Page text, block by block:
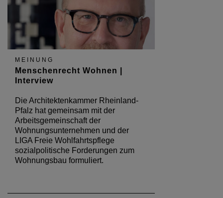
MEINUNG
Menschenrecht Wohnen |
Interview
Die Architektenkammer Rheinland-
Arbeitsgemeinschaft der
Wohnungsunternehmen und der
LIGA Freie Wohlfahrtspflege
sozialpolitische Forderungen zum
Wohnungsbau formuliert.